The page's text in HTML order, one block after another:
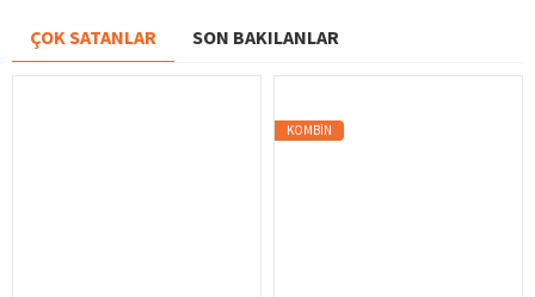
ÇOK SATANLAR SON BAKILANLAR
KOMBIN